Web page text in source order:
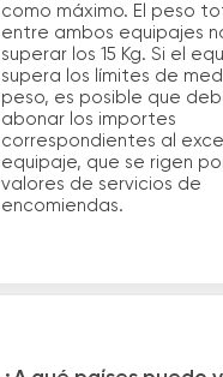
como máximo. El peso
entre ambos equipajes
superar los 15 Kg. Si el
supera los límites de
peso, es posible que
abonar los importes
correspondientes al
equipaje, que se rigen
valores de servicios de
encomiendas.